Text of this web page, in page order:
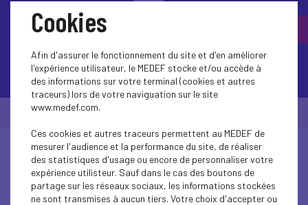
Contactez-nous
© Medef Haute-Garonne 2026 -
Cookies
Afin d'assurer le fonctionnement du site et d'en améliorer
l'expérience utilisateur, le MEDEF stocke et/ou accède à
des informations sur votre terminal (cookies et autres
traceurs) lors de votre naviguation sur le site
www.medef.com.
Ces cookies et autres traceurs permettent au MEDEF de
mesurer l'audience et la performance du site, de réaliser
des statistiques d'usage ou encore de personnaliser votre
expérience utilisteur. Sauf dans le cas des boutons de
partage sur les réseaux sociaux, les informations stockées
ne sont transmises à aucun tiers. Votre choix d'accepter ou